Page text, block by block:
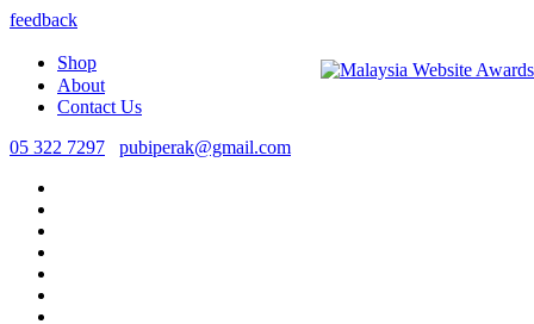
feedback
Shop
About
Contact Us
05 322 7297
pubiperak@gmail.com